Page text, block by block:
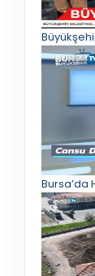
Bursa’da